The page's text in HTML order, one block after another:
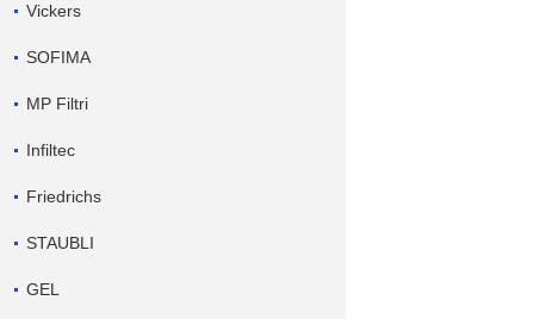
Vickers
SOFIMA
MP Filtri
Infiltec
Friedrichs
STAUBLI
GEL